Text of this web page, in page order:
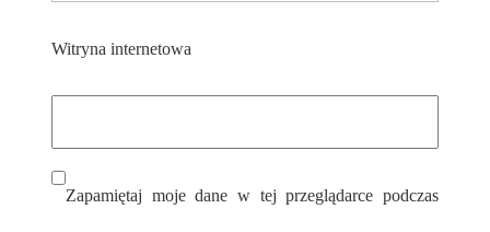
Witryna internetowa
Zapamiętaj moje dane w tej przeglądarce podczas